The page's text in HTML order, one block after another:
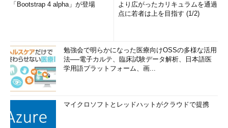
「Bootstrap 4 alpha」が登場
より広がったカリキュラムを通過
点に若者は上を目指す (1/2)
勉強会で明らかになった医療向けOSSの多様な活用
法──電子カルテ、臨床試験データ解析、日本語医
学用語プラットフォーム、画...
マイクロソフトとレッドハットがクラウドで提携